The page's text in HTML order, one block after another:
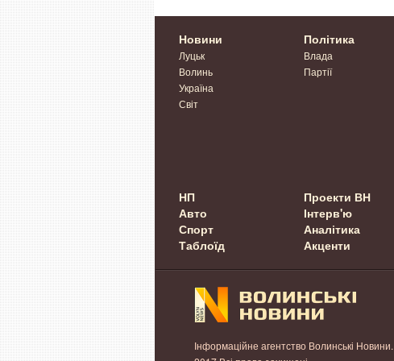
Новини
Луцьк
Волинь
Україна
Світ
Політика
Влада
Партії
НП
Авто
Спорт
Таблоїд
Проекти ВН
Інтерв'ю
Аналітика
Акценти
Інформаційне агентство Волинські Новини.